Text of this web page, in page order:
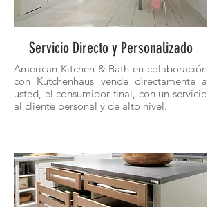
Servicio Directo y Personalizado
American Kitchen & Bath en colaboración
con Kutchenhaus vende directamente a
usted, el consumidor final, con un servicio
al cliente personal y de alto nivel.